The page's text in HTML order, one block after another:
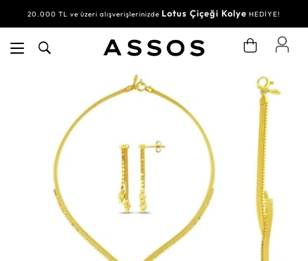
20.000 TL ve üzeri alışverişlerinizde Lotus Çiçeği Kolye HEDİYE!